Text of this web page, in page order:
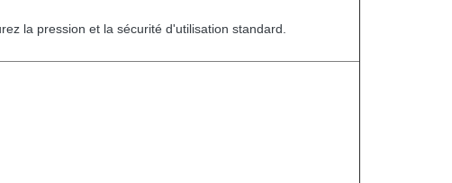
la pression et la sécurité d'utilisation standard.